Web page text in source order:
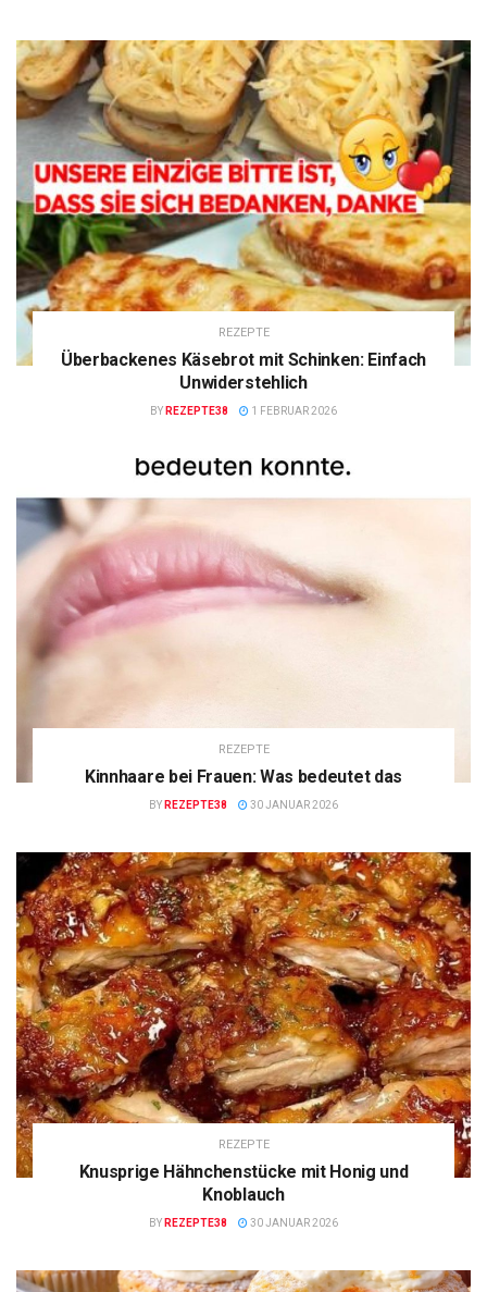
REZEPTE
Überbackenes Käsebrot mit Schinken: Einfach
Unwiderstehlich
BY REZEPTE38 1 FEBRUAR 2026
REZEPTE
Kinnhaare bei Frauen: Was bedeutet das
BY REZEPTE38 30 JANUAR 2026
REZEPTE
Knusprige Hähnchenstücke mit Honig und
Knoblauch
BY REZEPTE38 30 JANUAR 2026